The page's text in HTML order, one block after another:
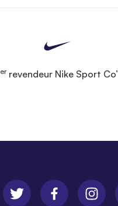
errevendeur Nike Sport Co’